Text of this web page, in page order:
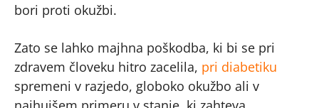
bori proti okužbi.
Zato se lahko majhna poškodba, ki bi se pri
zdravem človeku hitro zacelila, pri diabetiku
spremeni v razjedo, globoko okužbo ali v